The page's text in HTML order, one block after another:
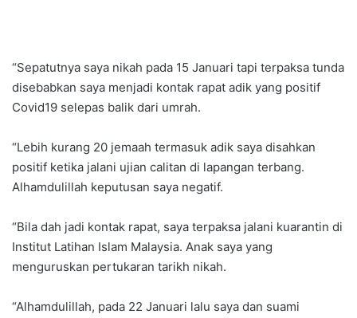
“Sepatutnya saya nikah pada 15 Januari tapi terpaksa tunda
disebabkan saya menjadi kontak rapat adik yang positif
Covid19 selepas balik dari umrah.
“Lebih kurang 20 jemaah termasuk adik saya disahkan
positif ketika jalani ujian calitan di lapangan terbang.
Alhamdulillah keputusan saya negatif.
“Bila dah jadi kontak rapat, saya terpaksa jalani kuarantin di
Institut Latihan Islam Malaysia. Anak saya yang
menguruskan pertukaran tarikh nikah.
“Alhamdulillah, pada 22 Januari lalu saya dan suami